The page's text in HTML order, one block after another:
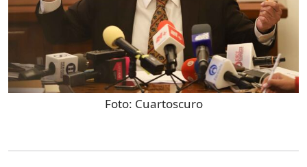
Foto: Cuartoscuro